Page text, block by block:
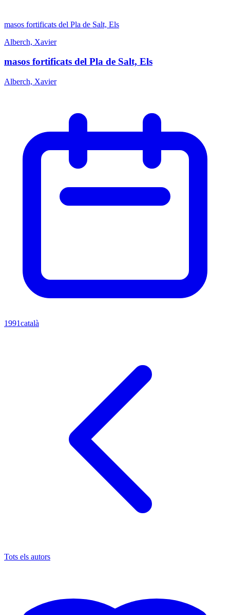
masos fortificats del Pla de Salt, Els
Alberch, Xavier
masos fortificats del Pla de Salt, Els
Alberch, Xavier
1991català
Tots els autors